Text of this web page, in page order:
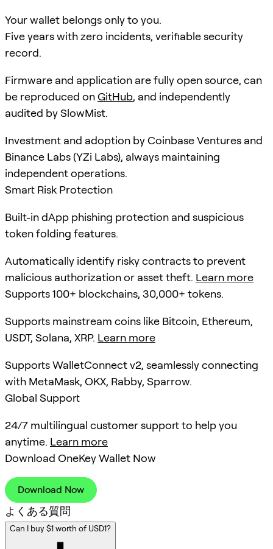
Your wallet belongs only to you.
Five years with zero incidents, verifiable security
record.
Firmware and application are fully open source, can
be reproduced onGitHub, and independently
audited by SlowMist.
Investment and adoption by Coinbase Ventures and
Binance Labs (YZi Labs), always maintaining
independent operations.
Smart Risk Protection
Built-in dApp phishing protection and suspicious
token folding features.
Automatically identify risky contracts to prevent
malicious authorization or asset theft. Learn more
Supports 100+ blockchains, 30,000+ tokens.
Supports mainstream coins like Bitcoin, Ethereum,
USDT, Solana, XRP. Learn more
Supports WalletConnect v2, seamlessly connecting
with MetaMask, OKX, Rabby, Sparrow.
Global Support
24/7 multilingual customer support to help you
anytime. Learn more
Download OneKey Wallet Now
Download Now
よくある質問
Can I buy $1 worth of USD1?